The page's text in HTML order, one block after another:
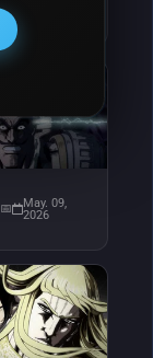
May. 09,
2026